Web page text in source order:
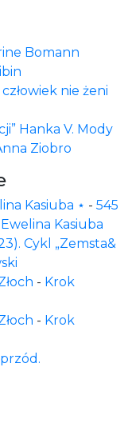
Bomann
nie żeni
Hanka V. Mody
Ziobro
Kasiuba ⋆ - 545
Ewelina Kasiuba
Cykl „Zemsta&
- Krok
- Krok